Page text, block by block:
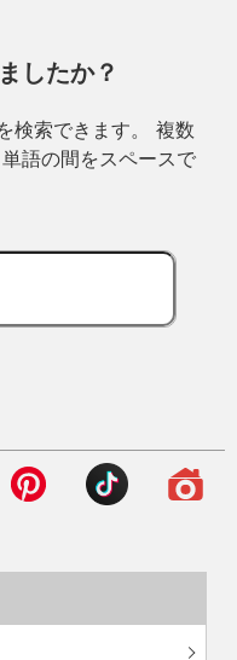
したか？
検索できます。 複数
語の間をスペースで